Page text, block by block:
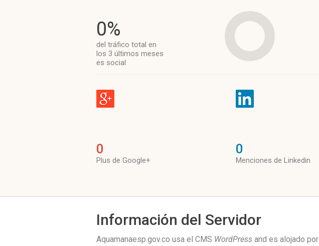
0%
del tráfico total en
los 3 últimos meses
es social
0
Plus de Google+
0
Menciones de Linkedin
Información del Servidor
Aquamanaesp.gov.co usa el CMS WordPress and es alojado por